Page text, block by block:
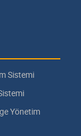
Sistemi
Yönetim